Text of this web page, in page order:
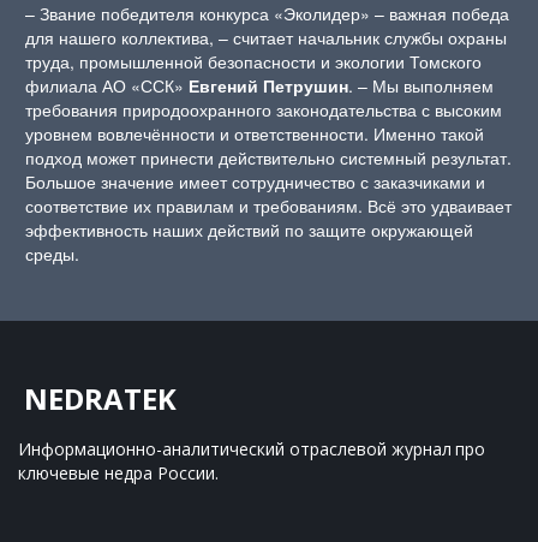
– Звание победителя конкурса «Эколидер» – важная победа
для нашего коллектива, – считает начальник службы охраны
труда, промышленной безопасности и экологии Томского
филиала АО «ССК» Евгений Петрушин. – Мы выполняем
требования природоохранного законодательства с высоким
уровнем вовлечённости и ответственности. Именно такой
подход может принести действительно системный результат.
Большое значение имеет сотрудничество с заказчиками и
соответствие их правилам и требованиям. Всё это удваивает
эффективность наших действий по защите окружающей
среды.
NEDRATEK
Информационно-аналитический отраслевой журнал про
ключевые недра России.